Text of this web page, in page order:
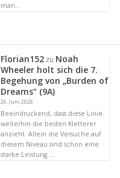
man…
Florian152 zu Noah
Wheeler holt sich die 7.
Begehung von „Burden of
Dreams“ (9A)
26. Juni 2026
Beeindruckend, dass diese Linie
weiterhin die besten Kletterer
anzieht. Allein die Versuche auf
diesem Niveau sind schon eine
starke Leistung.…